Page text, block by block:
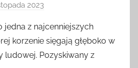
2023
z
e
z
jedna z najcenniejszych
korzenie sięgają głęboko w
ludowej. Pozyskiwany z